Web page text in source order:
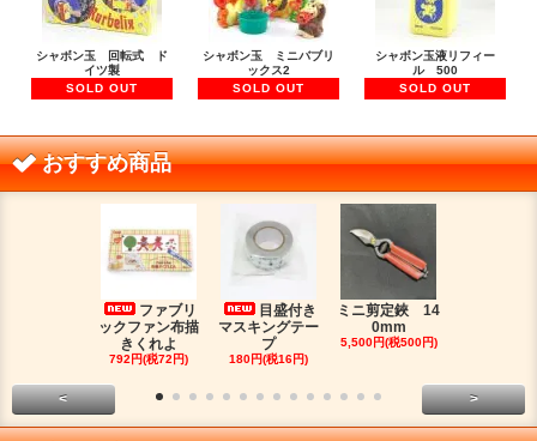
シャボン玉 回転式 ド
イツ製
SOLD OUT
シャボン玉 ミニバブリ
ックス2
SOLD OUT
シャボン玉液リフィー
ル 500
SOLD OUT
おすすめ商品
ファブリ
ックファン布描
きくれよ
792円(税72円)
目盛付き
マスキングテー
プ
180円(税16円)
ミニ剪定鋏 14
0mm
5,500円(税500円)
< >